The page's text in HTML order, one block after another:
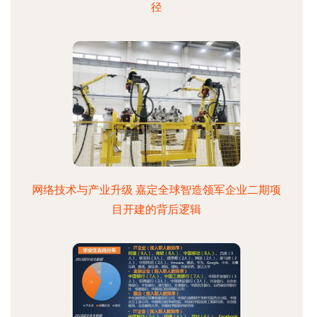
径
网络技术与产业升级 嘉定全球智造领军企业二期项
目开建的背后逻辑